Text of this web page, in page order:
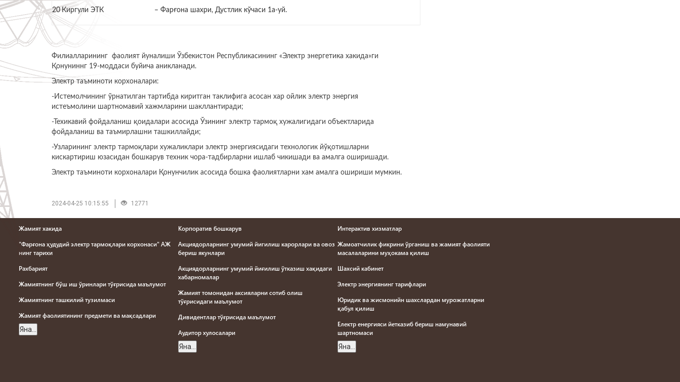
20 Киргули ЭТК – Фарғона шахри, Дустлик кўчаси 1а-уй.
Филиалларининг фаолият йуналиши Ўзбекистон Республикасининг «Электр энергетика хакида»ги
Қонуниннг 19-моддаси буйича аникланади.
Электр таъминоти корхоналари:
-Истемолчининг ўрнатилган тартибда киритган таклифига асосан хар ойлик электр энергия
истеъмолини шартномавий хажмларини шакллантиради;
-Техикавий фойдаланиш қоидалари асосида Ўзининг электр тармоқ хужалигидаги объектларида
фойдаланиш ва таъмирлашни ташкиллайди;
-Узларининг электр тармоқлари хужаликлари электр энергиясидаги технологик йўқотишларни
кискартириш юзасидан бошкарув техник чора-тадбирларни ишлаб чикишади ва амалга оширишади.
Электр таъминоти корхоналари Қонунчилик асосида бошка фаолиятларни хам амалга ошириши мумкин.
2024-04-25 10:15:55 12771
Жамият хакида
"Фарғона ҳудудий электр тармоқлари корхонаси" АЖ
нинг тарихи
Рахбарият
Жамиятнинг бўш иш ўринлари тўғрисида маълумот
Жамиятнинг ташкилий тузилмаси
Жамият фаолиятининг предмети ва мақсадлари
Яна...
Корпоратив бошкарув
Акциядорларнинг умумий йигилиш карорлари ва овоз
бериш якунлари
Акциядорларнинг умумий йиғилиш ўтказиш хақидаги
хабарномалар
Жамият томонидан аксияларни сотиб олиш
тўғрисидаги маълумот
Дивидентлар тўғрисида маълумот
Aудитор хулосалари
Яна...
Интерактив хизматлар
Жамоатчилик фикрини ўрганиш ва жамият фаолияти
масалаларини муҳокама қилиш
Шахсий кабинет
Электр энергиянинг тарифлари
Юридик ва жисмонийн шахслардан мурожатларни
қабул қилиш
Електр енергияси йетказиб бериш намунавий
шартномаси
Яна...